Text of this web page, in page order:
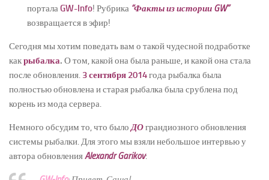
порталаGW-Info! Рубрика “Факты из истории GW”
возвращается в эфир!
Сегодня мы хотим поведать вам о такой чудесной подработке
какрыбалка. О том, какой она была раньше, и какой она стала
после обновления. 3 сентября 2014года рыбалка была
полностью обновлена и старая рыбалка была срублена под
корень из мода сервера.
Немного обсудим то, что былоДОграндиозного обновления
системы рыбалки. Для этого мы взяли небольшое интервью у
автора обновленияAlexandr Garikov: